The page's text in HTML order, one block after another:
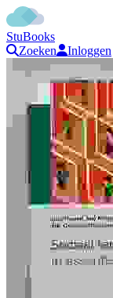
StuBooks
Zoeken
Inloggen